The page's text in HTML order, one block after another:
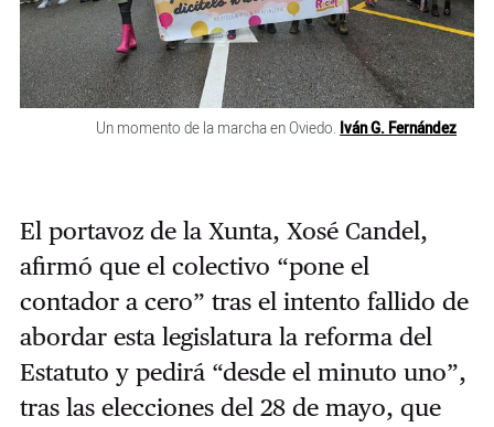
Un momento de la marcha en Oviedo.Iván G. Fernández
El portavoz de la Xunta, Xosé Candel,
afirmó que el colectivo “pone el
contador a cero” tras el intento fallido de
abordar esta legislatura la reforma del
Estatuto y pedirá “desde el minuto uno”,
tras las elecciones del 28 de mayo, que